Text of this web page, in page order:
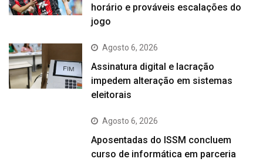
horário e prováveis escalações do
jogo
Agosto 6, 2026
Assinatura digital e lacração
impedem alteração em sistemas
eleitorais
Agosto 6, 2026
Aposentadas do ISSM concluem
curso de informática em parceria